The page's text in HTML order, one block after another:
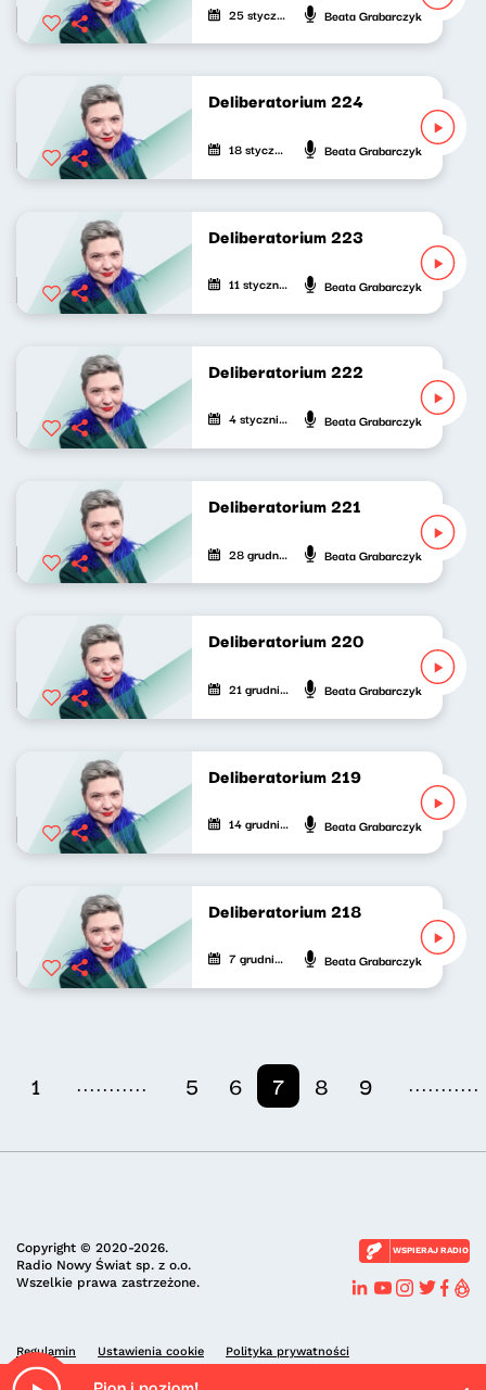
25 stycznia 2025 Beata Grabarczyk
Deliberatorium 224
18 stycznia 2025 Beata Grabarczyk
Deliberatorium 223
11 stycznia 2025 Beata Grabarczyk
Deliberatorium 222
4 stycznia 2025 Beata Grabarczyk
Deliberatorium 221
28 grudnia 2024 Beata Grabarczyk
Deliberatorium 220
21 grudnia 2024 Beata Grabarczyk
Deliberatorium 219
14 grudnia 2024 Beata Grabarczyk
Deliberatorium 218
7 grudnia 2024 Beata Grabarczyk
1 ........... 5 6 7 8 9 ...........
Copyright © 2020-2026.
Radio Nowy Świat sp. z o.o.
Wszelkie prawa zastrzeżone.
WSPIERAJ RADIO
Regulamin Ustawienia cookie Polityka prywatności